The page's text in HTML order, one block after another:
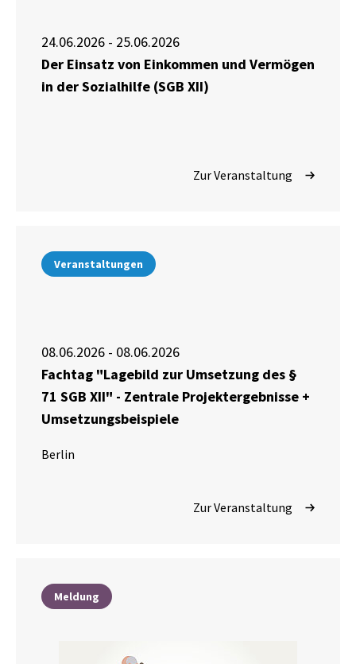
24.06.2026 - 25.06.2026
Der Einsatz von Einkommen und Vermögen
in der Sozialhilfe (SGB XII)
Zur Veranstaltung
Veranstaltungen
08.06.2026 - 08.06.2026
Fachtag "Lagebild zur Umsetzung des §
71 SGB XII" - Zentrale Projektergebnisse +
Umsetzungsbeispiele
Berlin
Zur Veranstaltung
Meldung